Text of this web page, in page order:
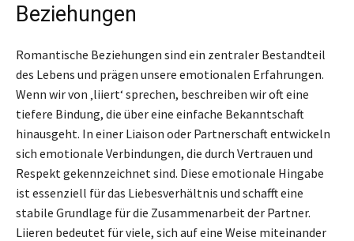
Beziehungen
Romantische Beziehungen sind ein zentraler Bestandteil
des Lebens und prägen unsere emotionalen Erfahrungen.
Wenn wir von ‚liiert‘ sprechen, beschreiben wir oft eine
tiefere Bindung, die über eine einfache Bekanntschaft
hinausgeht. In einer Liaison oder Partnerschaft entwickeln
sich emotionale Verbindungen, die durch Vertrauen und
Respekt gekennzeichnet sind. Diese emotionale Hingabe
ist essenziell für das Liebesverhältnis und schafft eine
stabile Grundlage für die Zusammenarbeit der Partner.
Liieren bedeutet für viele, sich auf eine Weise miteinander